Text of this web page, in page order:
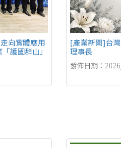
向實體應用
護國群山」
[產業新聞]台
理事長
發佈日期：